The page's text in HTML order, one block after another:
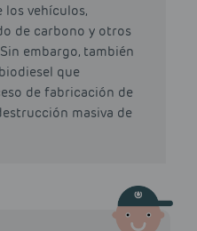
los vehículos,
de carbono y otros
embargo, también
que
de fabricación de
masiva de